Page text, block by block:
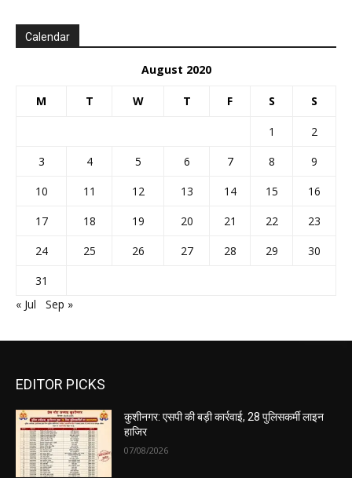
Calendar
August 2020
M T W T F S S
1
2
3
4 5 6 7 8
9
10
11 12 13 14 15
16
17
18 19 20 21 22
23
24
25 26 27 28 29
30
31
« Jul
Sep »
EDITOR PICKS
कुशीनगर: एसपी की बड़ी कार्रवाई, 28 पुलिसकर्मी लाइन
हाजिर
07/08/2026